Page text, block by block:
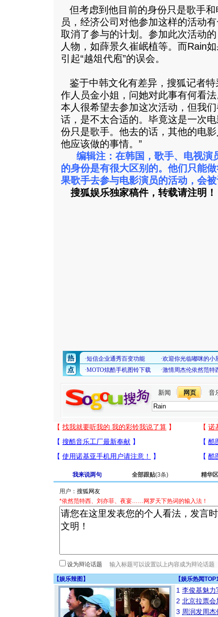
但考虑到他目前的身份只是歌手
员，经济公司对他参加这样的活动
取消了参与的计划。参加此次活动
人物，如薛景久崔岷植等。而Rain
引起“越俎代庖”的误会。
鉴于中韩文化有差异，搜狐记者
作人员金小姐，问她对此事有何看
本人很希望去参加这次活动，但我
话，是不太合适的。毕竟这是一次
份只是歌手。他去的话，其他的电
他应该做的事情。”
编辑注：在韩国，歌手、电视演
的身份是有很大区别的。他们只能
果歌手去参与电影演员的活动，会
搜狐娱乐独家稿件，转载请注明
新闻 网页 音
我来说两句 全部跟贴(3条) 精华区
用户：
*依然范特西、刘亦菲、夜宴……网罗天下热词的输入法！
设为辩论话题
【娱乐辣图 】 【娱乐热闻
1 李俊基魅力
2 北京拉票
3 周润发周